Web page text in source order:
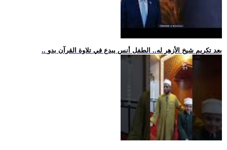
.. بعد تكريم شيخ الأزهر له.. الطفل أنس يبدع في تلاوة القرآن بدو